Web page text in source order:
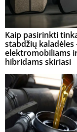
Kaip pasirinkti
stabdžių
elektromobiliams
hibridams skiriasi